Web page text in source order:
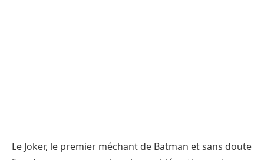
Le Joker, le premier méchant de Batman et sans doute